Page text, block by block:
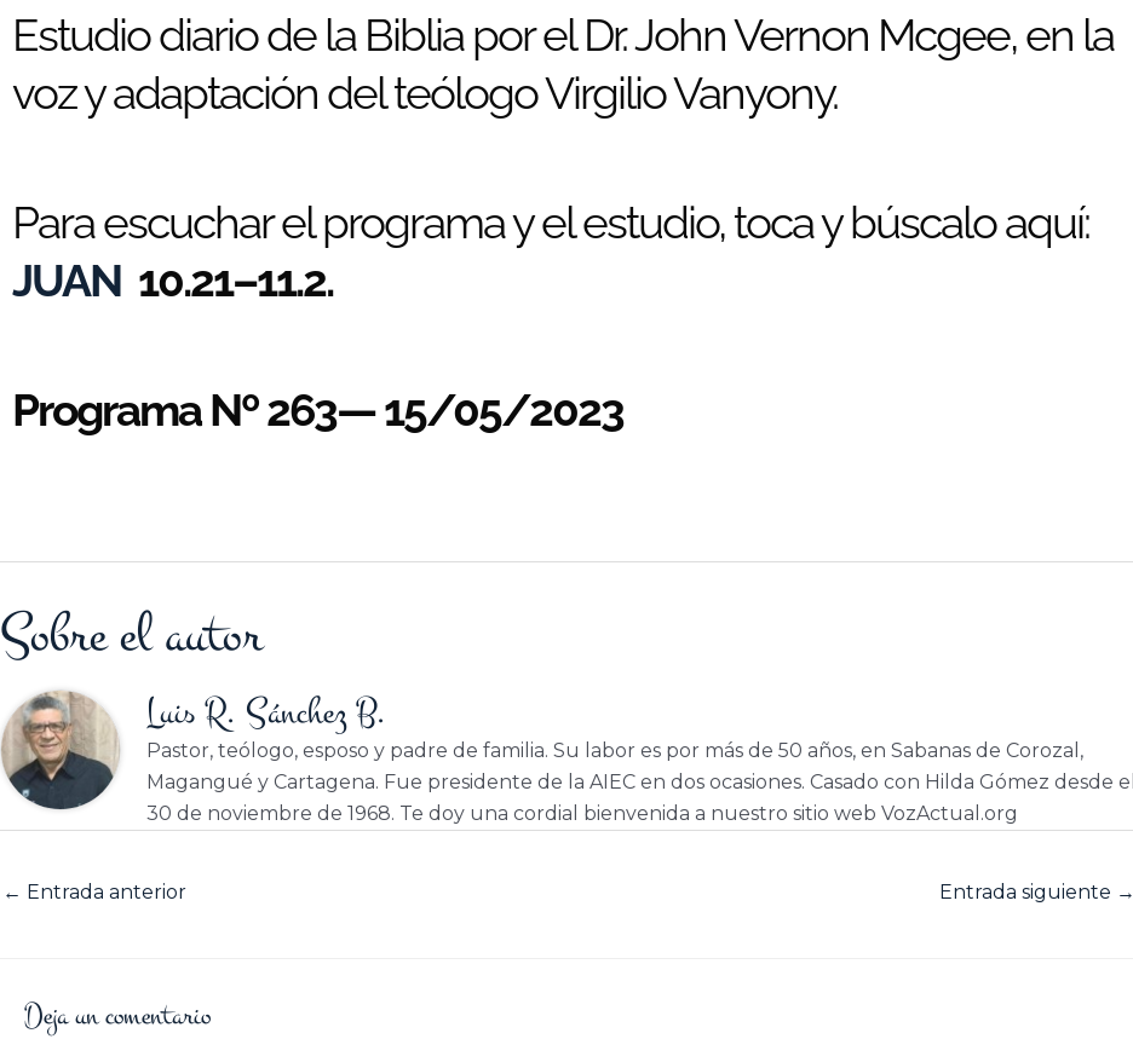
Estudio diario de la Biblia por el Dr. John Vernon Mcgee, en la
voz y adaptación del teólogo Virgilio Vanyony.
Para escuchar el programa y el estudio, toca y búscalo aquí:
JUAN 10.21–11.2.
Programa Nº 263— 15/05/2023
Sobre el autor
Luis R. Sánchez B.
Pastor, teólogo, esposo y padre de familia. Su labor es por más de 50 años, en Sabanas de Corozal,
Magangué y Cartagena. Fue presidente de la AIEC en dos ocasiones. Casado con Hilda Gómez desde el
30 de noviembre de 1968. Te doy una cordial bienvenida a nuestro sitio web VozActual.org
← Entrada anterior Entrada siguiente →
Deja un comentario